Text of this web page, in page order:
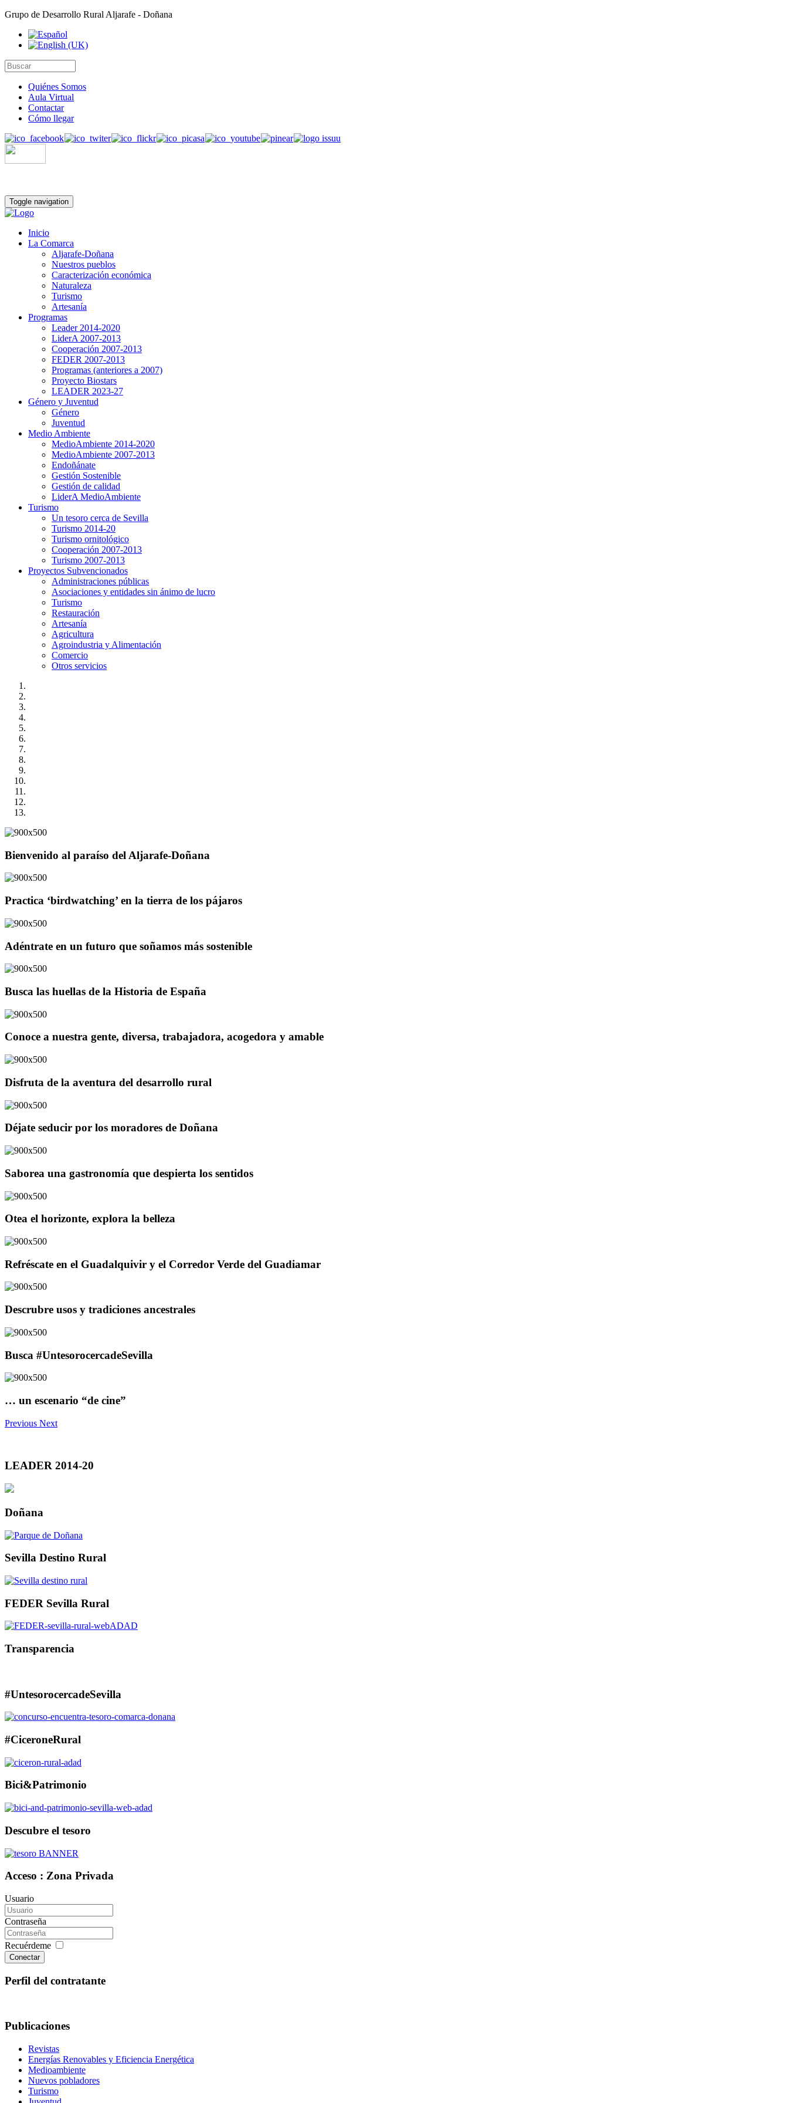
Grupo de Desarrollo Rural Aljarafe - Doñana
Quiénes Somos
Aula Virtual
Contactar
Cómo llegar
Toggle navigation
Inicio
La Comarca
Aljarafe-Doñana
Nuestros pueblos
Caracterización económica
Naturaleza
Turismo
Artesanía
Programas
Leader 2014-2020
LiderA 2007-2013
Cooperación 2007-2013
FEDER 2007-2013
Programas (anteriores a 2007)
Proyecto Biostars
LEADER 2023-27
Género y Juventud
Género
Juventud
Medio Ambiente
MedioAmbiente 2014-2020
MedioAmbiente 2007-2013
Endoñánate
Gestión Sostenible
Gestión de calidad
LiderA MedioAmbiente
Turismo
Un tesoro cerca de Sevilla
Turismo 2014-20
Turismo ornitológico
Cooperación 2007-2013
Turismo 2007-2013
Proyectos Subvencionados
Administraciones públicas
Asociaciones y entidades sin ánimo de lucro
Turismo
Restauración
Artesanía
Agricultura
Agroindustria y Alimentación
Comercio
Otros servicios
Bienvenido al paraíso del Aljarafe-Doñana
Practica ‘birdwatching’ en la tierra de los pájaros
Adéntrate en un futuro que soñamos más sostenible
Busca las huellas de la Historia de España
Conoce a nuestra gente, diversa, trabajadora, acogedora y amable
Disfruta de la aventura del desarrollo rural
Déjate seducir por los moradores de Doñana
Saborea una gastronomía que despierta los sentidos
Otea el horizonte, explora la belleza
Refréscate en el Guadalquivir y el Corredor Verde del Guadiamar
Descrubre usos y tradiciones ancestrales
Busca #UntesorocercadeSevilla
… un escenario “de cine”
Previous Next
LEADER 2014-20
Doñana
Sevilla Destino Rural
FEDER Sevilla Rural
Transparencia
#UntesorocercadeSevilla
#CiceroneRural
Bici&Patrimonio
Descubre el tesoro
Acceso : Zona Privada
Usuario
Contraseña
Recuérdeme
Conectar
Perfil del contratante
Publicaciones
Revistas
Energías Renovables y Eficiencia Energética
Medioambiente
Nuevos pobladores
Turismo